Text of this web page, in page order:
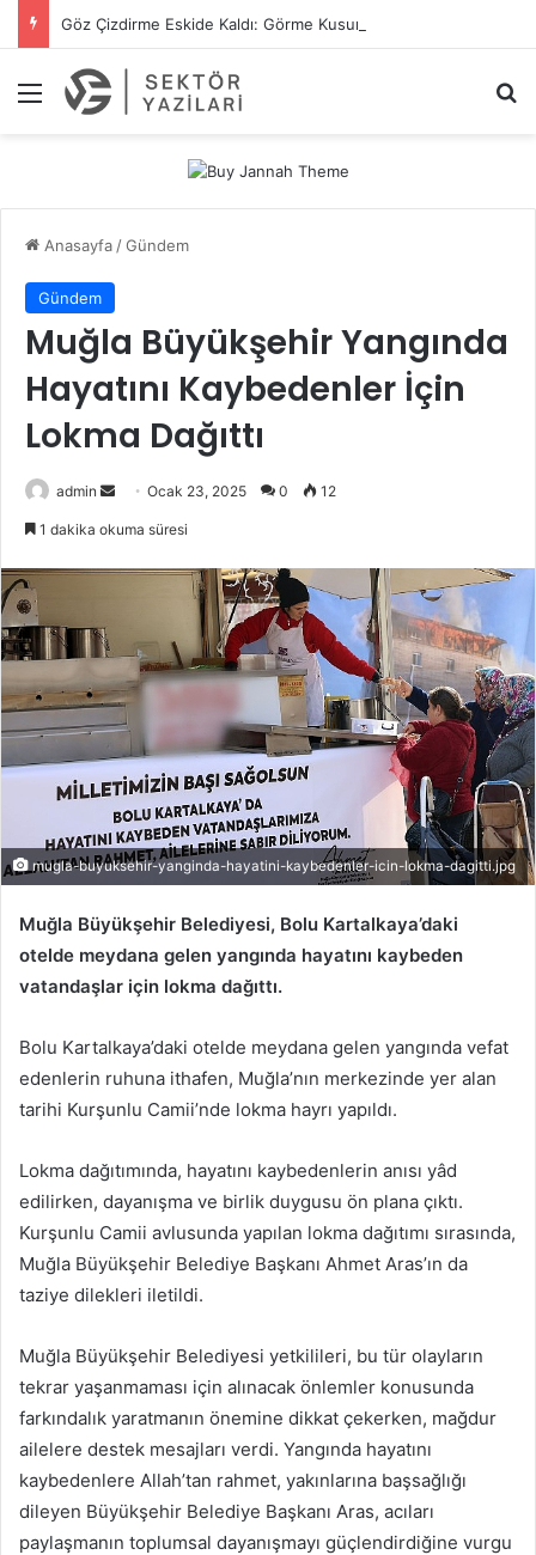
Menü
Anasayfa/Gündem
Gündem
Muğla Büyükşehir Yangında
Hayatını Kaybedenler İçin
Lokma Dağıttı
admin
e
o
s
t
a
g
ö
n
d
r
m
e
Ocak 23, 2025 0 12
1 dakika okuma süresi
mugla-buyuksehir-yanginda-hayatini-kaybedenler-icin-lokma-dagitti.jpg
Muğla Büyükşehir Belediyesi, Bolu Kartalkaya’daki
otelde meydana gelen yangında hayatını kaybeden
vatandaşlar için lokma dağıttı.
Bolu Kartalkaya’daki otelde meydana gelen yangında vefat
edenlerin ruhuna ithafen, Muğla’nın merkezinde yer alan
tarihi Kurşunlu Camii’nde lokma hayrı yapıldı.
Lokma dağıtımında, hayatını kaybedenlerin anısı yâd
edilirken, dayanışma ve birlik duygusu ön plana çıktı.
Kurşunlu Camii avlusunda yapılan lokma dağıtımı sırasında,
Muğla Büyükşehir Belediye Başkanı Ahmet Aras’ın da
taziye dilekleri iletildi.
Muğla Büyükşehir Belediyesi yetkilileri, bu tür olayların
tekrar yaşanmaması için alınacak önlemler konusunda
farkındalık yaratmanın önemine dikkat çekerken, mağdur
ailelere destek mesajları verdi. Yangında hayatını
kaybedenlere Allah’tan rahmet, yakınlarına başsağlığı
dileyen Büyükşehir Belediye Başkanı Aras, acıları
paylaşmanın toplumsal dayanışmayı güçlendirdiğine vurgu